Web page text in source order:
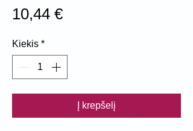
10,44 €Price
Kiekis *
Į krepšelį